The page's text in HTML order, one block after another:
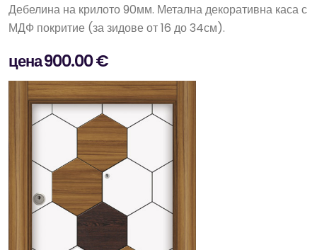
Дебелина на крилото 90мм. Метална декоративна каса с
МДФ покритие (за зидове от 16 до 34см).
цена 900.00 €